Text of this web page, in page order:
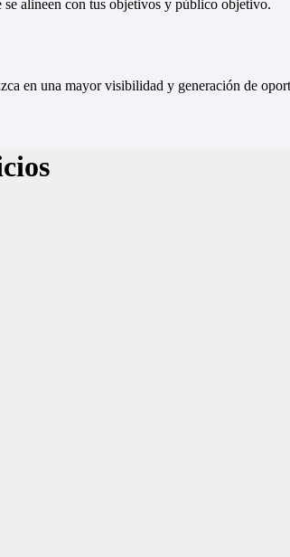
se alineen con tus objetivos y público objetivo.
en una mayor visibilidad y generación de